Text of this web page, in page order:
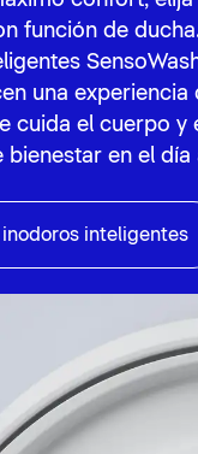
función de
una experiencia
cuida el cuerpo y
bienestar en el día
inodoros inteligentes